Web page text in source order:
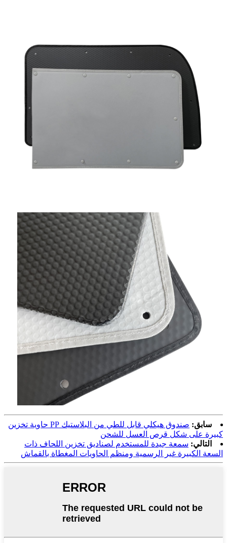
سابق:
صندوق هيكلي قابل للطي من البلاستيك PP حاوية تخزين
كبيرة على شكل قرص العسل للشحن
التالي: سمعة جيدة للمستخدم لصناديق تخزين اللحاف ذات
السعة الكبيرة غير الرسمية ومنظم الحاويات المغطاة بالقماش